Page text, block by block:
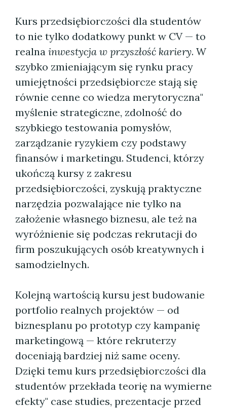
Kurs przedsiębiorczości dla studentów
to nie tylko dodatkowy punkt w CV — to
realna inwestycja w przyszłość kariery. W
szybko zmieniającym się rynku pracy
umiejętności przedsiębiorcze stają się
równie cenne co wiedza merytoryczna"
myślenie strategiczne, zdolność do
szybkiego testowania pomysłów,
zarządzanie ryzykiem czy podstawy
finansów i marketingu. Studenci, którzy
ukończą kursy z zakresu
przedsiębiorczości, zyskują praktyczne
narzędzia pozwalające nie tylko na
założenie własnego biznesu, ale też na
wyróżnienie się podczas rekrutacji do
firm poszukujących osób kreatywnych i
samodzielnych.
Kolejną wartością kursu jest budowanie
portfolio realnych projektów — od
biznesplanu po prototyp czy kampanię
marketingową — które rekruterzy
doceniają bardziej niż same oceny.
Dzięki temu kurs przedsiębiorczości dla
studentów przekłada teorię na wymierne
efekty" case studies, prezentacje przed